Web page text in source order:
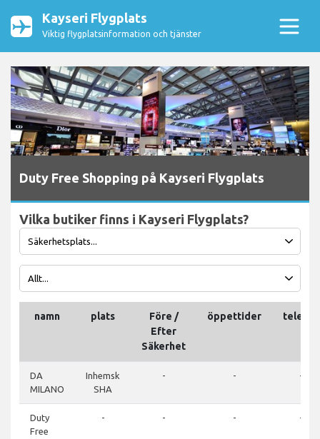
Kayseri Flygplats
Viktig flygplatsinformation och tjänster
Duty Free Shopping på Kayseri Flygplats
Vilka butiker finns i Kayseri Flygplats?
namn plats
Före /
Efter
Säkerhet
öppettider telefon
DA
MILANO
Inhemsk
SHA
- - -
Duty
Free
- - - -